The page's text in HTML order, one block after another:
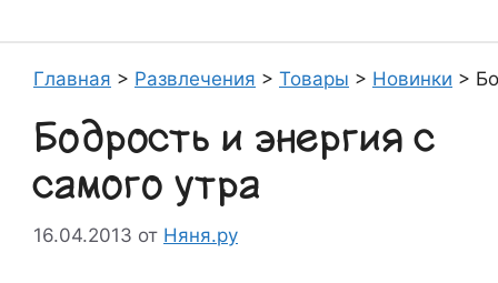
Главная > Развлечения > Товары > Новинки >
Бодрость и энергия с
самого утра
16.04.2013 от Няня.ру